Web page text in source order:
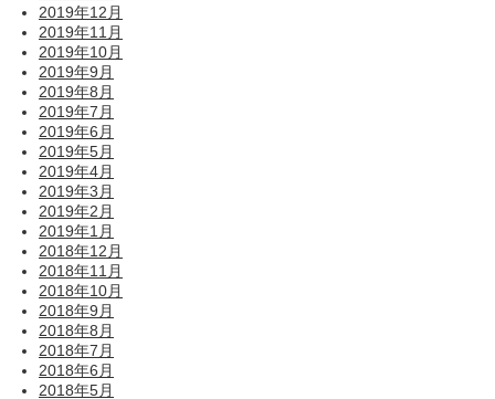
2019年12月
2019年11月
2019年10月
2019年9月
2019年8月
2019年7月
2019年6月
2019年5月
2019年4月
2019年3月
2019年2月
2019年1月
2018年12月
2018年11月
2018年10月
2018年9月
2018年8月
2018年7月
2018年6月
2018年5月